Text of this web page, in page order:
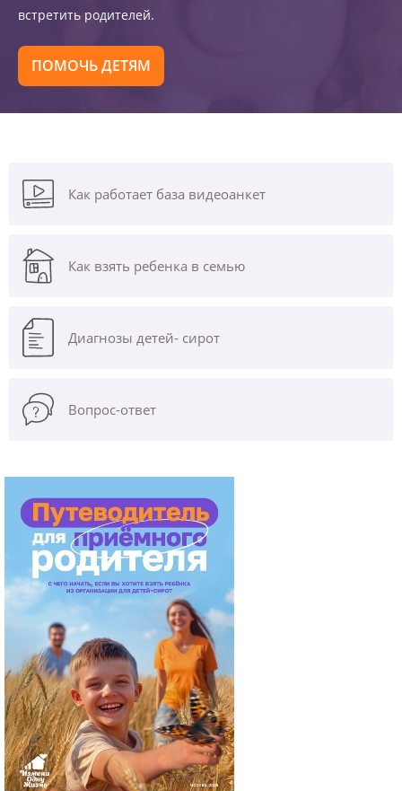
встретить родителей.
ПОМОЧЬ ДЕТЯМ
Как работает база видеоанкет
Как взять ребенка в семью
Диагнозы детей- сирот
Вопрос-ответ